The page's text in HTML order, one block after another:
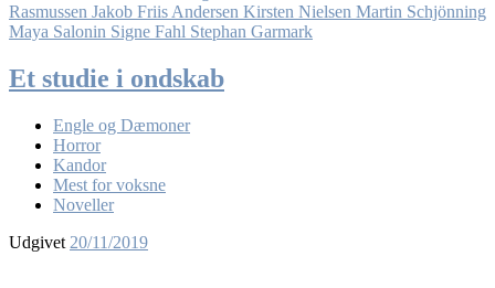
Rasmussen Jakob Friis Andersen Kirsten Nielsen Martin Schjönning
Maya Salonin Signe Fahl Stephan Garmark
Et studie i ondskab
Engle og Dæmoner
Horror
Kandor
Mest for voksne
Noveller
Udgivet 20/11/2019